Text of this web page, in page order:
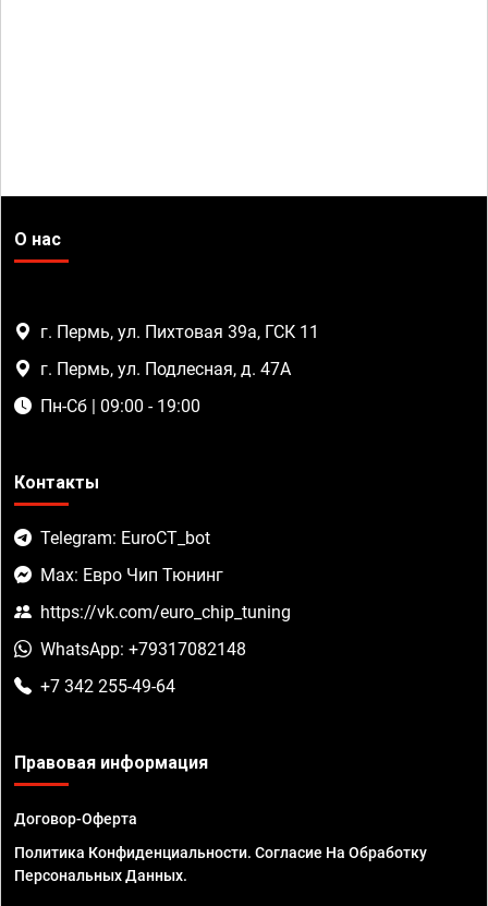
О нас
г. Пермь, ул. Пихтовая 39а, ГСК 11
г. Пермь, ул. Подлесная, д. 47А
Пн-Сб | 09:00 - 19:00
Контакты
Telegram: EuroCT_bot
Max: Евро Чип Тюнинг
https://vk.com/euro_chip_tuning
WhatsApp: +79317082148
+7 342 255-49-64
Правовая информация
Договор-Оферта
Политика Конфиденциальности. Согласие На Обработку
Персональных Данных.